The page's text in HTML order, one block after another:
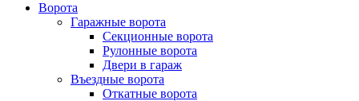
Ворота
Гаражные ворота
Секционные ворота
Рулонные ворота
Двери в гараж
Въездные ворота
Откатные ворота